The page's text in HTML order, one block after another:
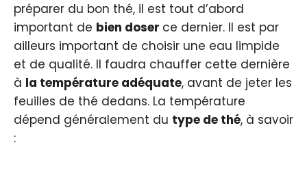
préparer du bon thé, il est tout d’abord
important de bien doser ce dernier. Il est par
ailleurs important de choisir une eau limpide
et de qualité. Il faudra chauffer cette dernière
à la température adéquate, avant de jeter les
feuilles de thé dedans. La température
dépend généralement du type de thé, à savoir
: